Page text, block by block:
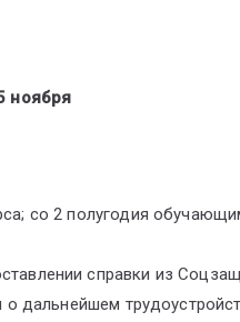
ноября
со 2 полугодия
справки из
дальнейшем